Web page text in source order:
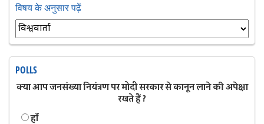
विषय के अनुसार पढ़ें
POLLS
क्या आप जनसंख्या नियंत्रण पर मोदी सरकार से कानून लाने की अपेक्षा
रखते हैं ?
हॉं